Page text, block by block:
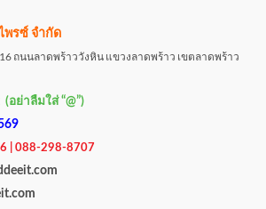
พรซ์ จำกัด
ถนนลาดพร้าววังหิน แขวงลาดพร้าว เขตลาดพร้าว
อย่าลืมใส่ “@”)
| 088-298-8707